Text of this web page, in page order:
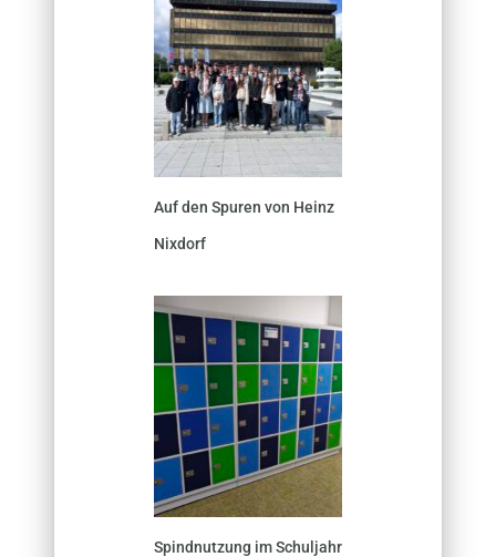
Auf den Spuren von Heinz
Nixdorf
Spindnutzung im Schuljahr